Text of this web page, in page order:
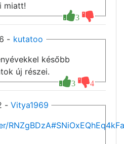
3
dolgai miatt!
- kutatoo
3 4
később
új részei.
- Vitya1969